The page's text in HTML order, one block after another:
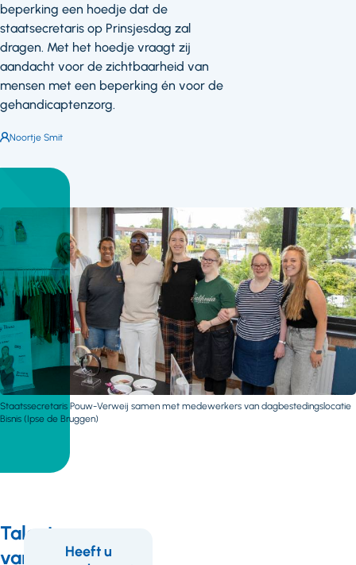
beperking een hoedje dat de
staatsecretaris op Prinsjesdag zal
dragen. Met het hoedje vraagt zij
aandacht voor de zichtbaarheid van
mensen met een beperking én voor de
gehandicaptenzorg.
Auteur:
Noortje Smit
Staatssecretaris Pouw-Verweij samen met medewerkers van dagbestedingslocatie
Bisnis (Ipse de Bruggen)
Talent
van
Heeft u